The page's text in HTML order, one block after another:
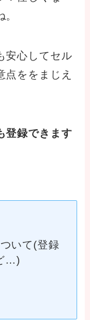
安心してセル
点ををまじえ
登録できます
いて(登録
…)